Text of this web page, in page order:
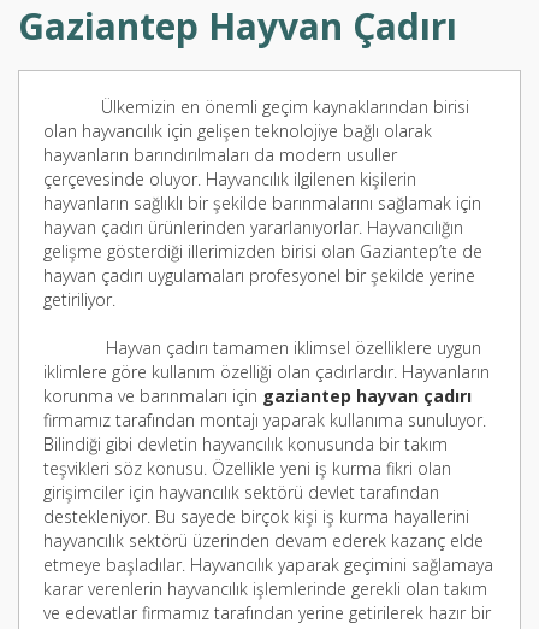
Gaziantep Hayvan Çadırı
Ülkemizin en önemli geçim kaynaklarından birisi
olan hayvancılık için gelişen teknolojiye bağlı olarak
hayvanların barındırılmaları da modern usuller
çerçevesinde oluyor. Hayvancılık ilgilenen kişilerin
hayvanların sağlıklı bir şekilde barınmalarını sağlamak için
hayvan çadırı ürünlerinden yararlanıyorlar. Hayvancılığın
gelişme gösterdiği illerimizden birisi olan Gaziantep’te de
hayvan çadırı uygulamaları profesyonel bir şekilde yerine
getiriliyor.
Hayvan çadırı tamamen iklimsel özelliklere uygun
iklimlere göre kullanım özelliği olan çadırlardır. Hayvanların
korunma ve barınmaları için gaziantep hayvan çadırı
firmamız tarafından montajı yaparak kullanıma sunuluyor.
Bilindiği gibi devletin hayvancılık konusunda bir takım
teşvikleri söz konusu. Özellikle yeni iş kurma fikri olan
girişimciler için hayvancılık sektörü devlet tarafından
destekleniyor. Bu sayede birçok kişi iş kurma hayallerini
hayvancılık sektörü üzerinden devam ederek kazanç elde
etmeye başladılar. Hayvancılık yaparak geçimini sağlamaya
karar verenlerin hayvancılık işlemlerinde gerekli olan takım
ve edevatlar firmamız tarafından yerine getirilerek hazır bir